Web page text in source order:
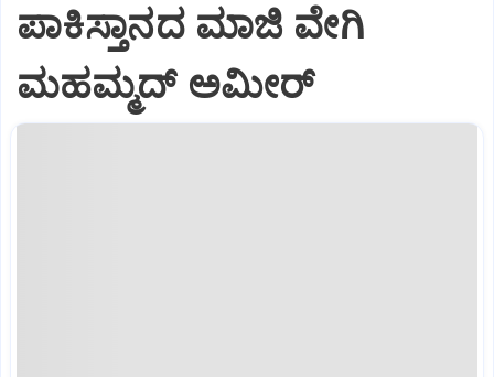
ಪಾಕಿಸ್ತಾನದ ಮಾಜಿ ವೇಗಿ
ಮಹಮ್ಮದ್ ಅಮೀರ್